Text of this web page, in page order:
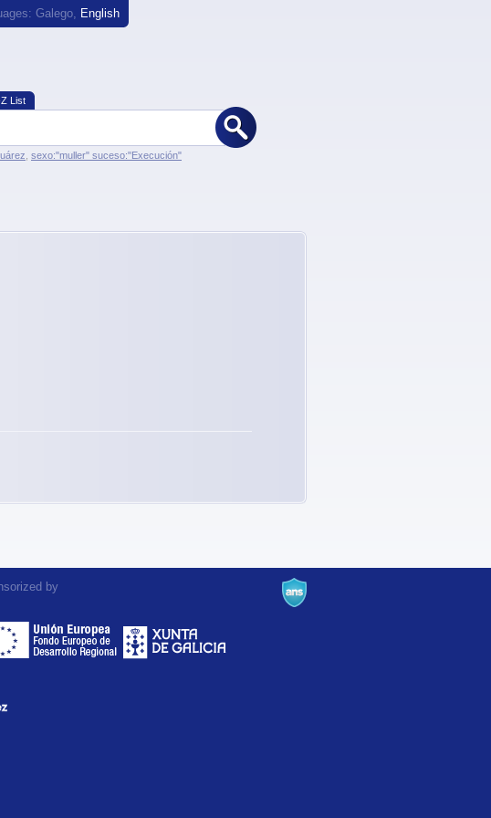
Galego, English
List
sexo:"muller" suceso:"Execución"
by